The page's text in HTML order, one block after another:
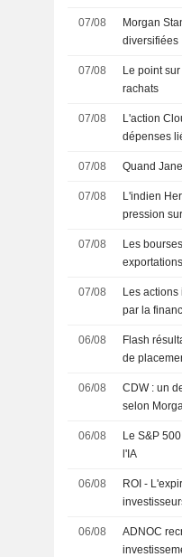
07/08
Morgan
diversifiées
07/08
Le point
rachats
07/08
L'action
dépenses
07/08 Quand
07/08
L'indien
pression
07/08
Les
exportations
07/08
Les
par la
06/08
Flash
de
06/08
CDW : un
selon
06/08
Le S&P
l'IA
06/08
ROI -
06/08
ADNOC